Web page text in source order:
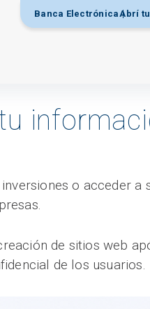
Banca Electrónica Abrí
o acceder a
de sitios web
de los usuarios.